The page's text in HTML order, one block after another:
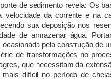
de sedimento revela: Os
velocidade da corrente e na
sua deposição nos
de armazenar água.
pela construção de
de transformações no
que necessitam da
difícil no período de